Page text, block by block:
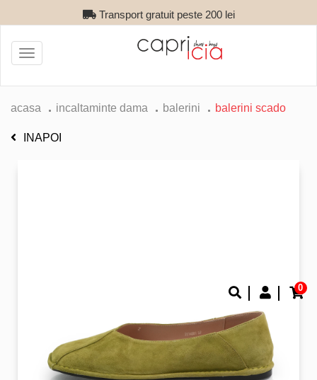
Transport gratuit peste 200 lei
0
Toggle
navigation
acasa incaltaminte dama balerini balerini scado
INAPOI